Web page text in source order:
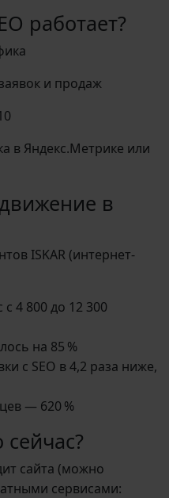
работает?
и продаж
в Яндекс.Метрике или
в
ISKAR (интернет-
4 800 до 12 300
на 85 %
с SEO в 4,2 раза ниже,
— 620 %
сайта (можно
сервисами: